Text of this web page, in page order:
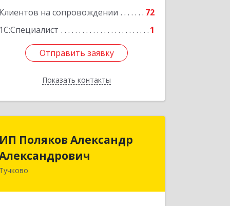
на сопровождении
72
1
Отправить заявку
Показать контакты
Отправить заявку
Назад
Поляков Александр
Александрович
143160, Московская обл., Рузский р-н,